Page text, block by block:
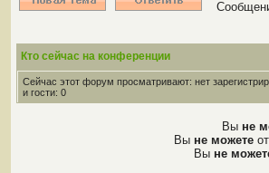
Кто сейчас на конференции
Сейчас этот форум просматривают: нет
и гости: 0
Вы не
Вы не можете
Вы не